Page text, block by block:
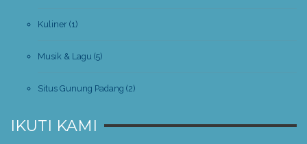
Kuliner (1)
Musik & Lagu (5)
Situs Gunung Padang (2)
IKUTI KAMI